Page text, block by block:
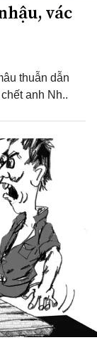
vác
thuẫn dẫn
anh Nh..